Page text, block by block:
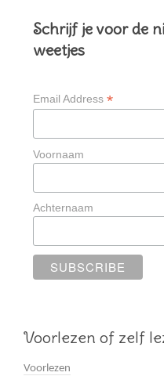
Schrijf je voor de
weetjes
Email Address *
Voornaam
Achternaam
Voorlezen of zelf
Voorlezen